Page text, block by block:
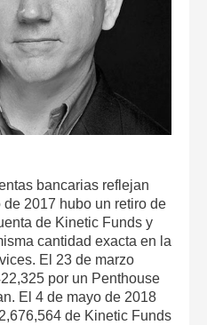
bancarias reflejan
2017 hubo un retiro de
de Kinetic Funds y
cantidad exacta en la
El 23 de marzo
por un Penthouse
El 4 de mayo de 2018
de Kinetic Funds